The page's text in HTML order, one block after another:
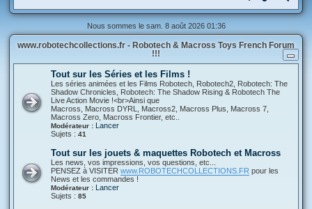
e
h
e
Nous sommes le sam. 8 août 2026 01:36
www.robotechcollections.fr - Robotech & Macross Toys French Forum
!!!
Tout sur les Séries et les Films !
Les séries animées et les Films Robotech, Robotech2, Robotech: The
Shadow Chronicles, Robotech: The Shadow Rising & Robotech The
Live Action Movie !<br>Ainsi que
Macross, Macross DYRL, Macross2, Macross Plus, Macross 7,
Macross Zero, Macross Frontier, etc..
Modérateur : Lancer
Sujets : 41
Tout sur les jouets & maquettes Robotech et Macross
Les news, vos impressions, vos questions, etc...
PENSEZ à VISITER www.ROBOTECHCOLLECTIONS.FR pour les
News et les commandes !
Modérateur : Lancer
Sujets : 85